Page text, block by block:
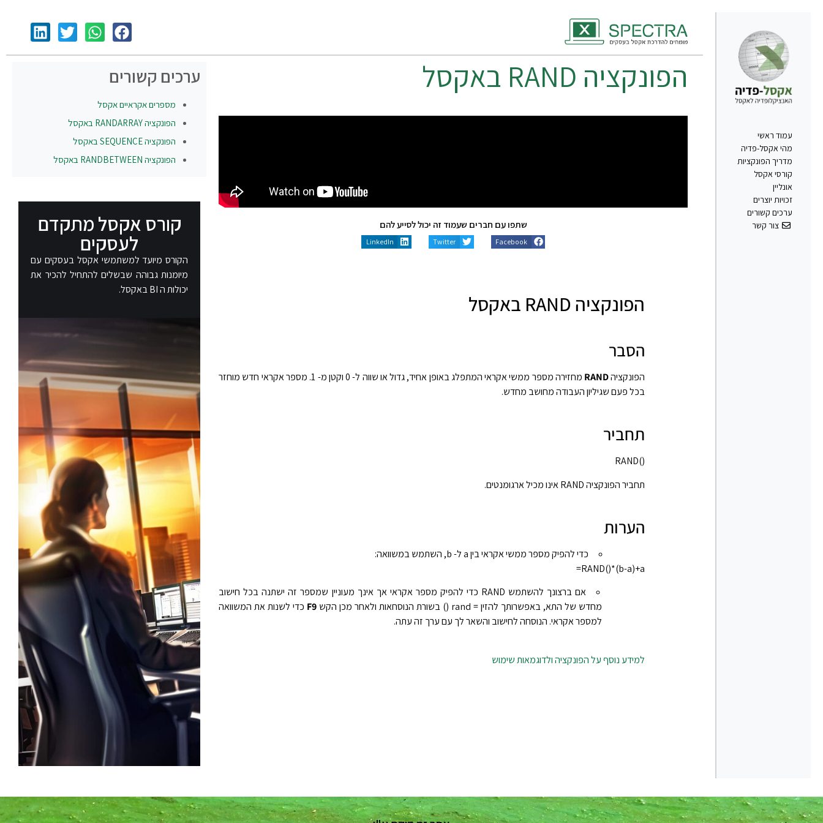
עמוד ראשי
מהי אקסל-פדיה
מדריך הפונקציות
קורסי אקסל
אונליין
זכויות יוצרים
ערכים קשורים
צור קשר
הפונקציה RAND באקסל
שתפו עם חברים שעמוד זה יכול לסייע להם
Facebook
Twitter
LinkedIn
הפונקציה RAND באקסל
הסבר
הפונקציהRAND
מחזירה מספר ממשי אקראי המתפלג באופן אחיד, גדול או שווה ל- 0 וקטן מ- 1. מספר אקראי חדש מוחזר
בכל פעם שגיליון העבודה מחושב מחדש.
תחביר
RAND()‎‎‎
תחביר הפונקציה RAND אינו מכיל ארגומנטים.
הערות
כדי להפיק מספר ממשי אקראי בין a ל- b, השתמש במשוואה:
‎=RAND()*(b-a)+a
אם ברצונך להשתמש RAND כדי להפיק מספר אקראי אך אינך מעוניין שמספר זה ישתנה בכל חישוב
מחדש של התא, באפשרותך להזין = rand () בשורת הנוסחאות ולאחר מכן הקש
F9 כדי לשנות את המשוואה
למספר אקראי. הנוסחה לחישוב והשאר לך עם ערך זה עתה.
למידע נוסף על הפונקציה ולדוגמאות שימוש
ערכים קשורים
מספרים אקראיים אקסל
הפונקציהRANDARRAY באקסל
הפונקציהSEQUENCEבאקסל
הפונקציה RANDBETWEEN באקסל
קורס אקסל מתקדם
לעסקים
הקורס מיועד למשתמשי אקסל בעסקים עם
מיומנות גבוהה שבשלים להתחיל להכיר את
יכולות ה BI באקסל.